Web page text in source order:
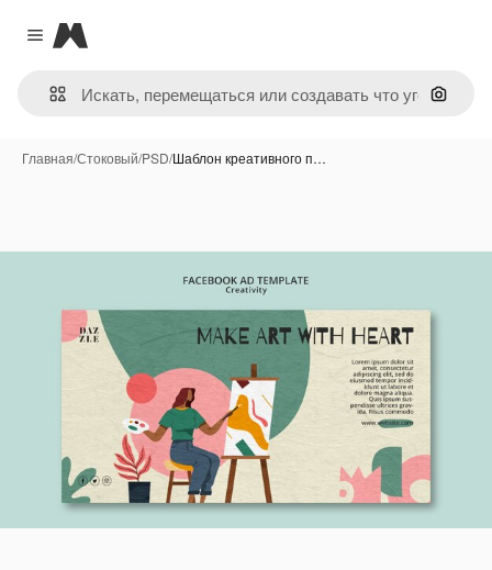
Close menu
Magnific
Поиск
Главная/Стоковый/PSD/Шаблон креативного п…